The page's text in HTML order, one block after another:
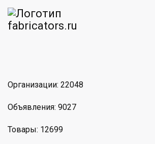
Организации: 22048
Объявления: 9027
Товары: 12699